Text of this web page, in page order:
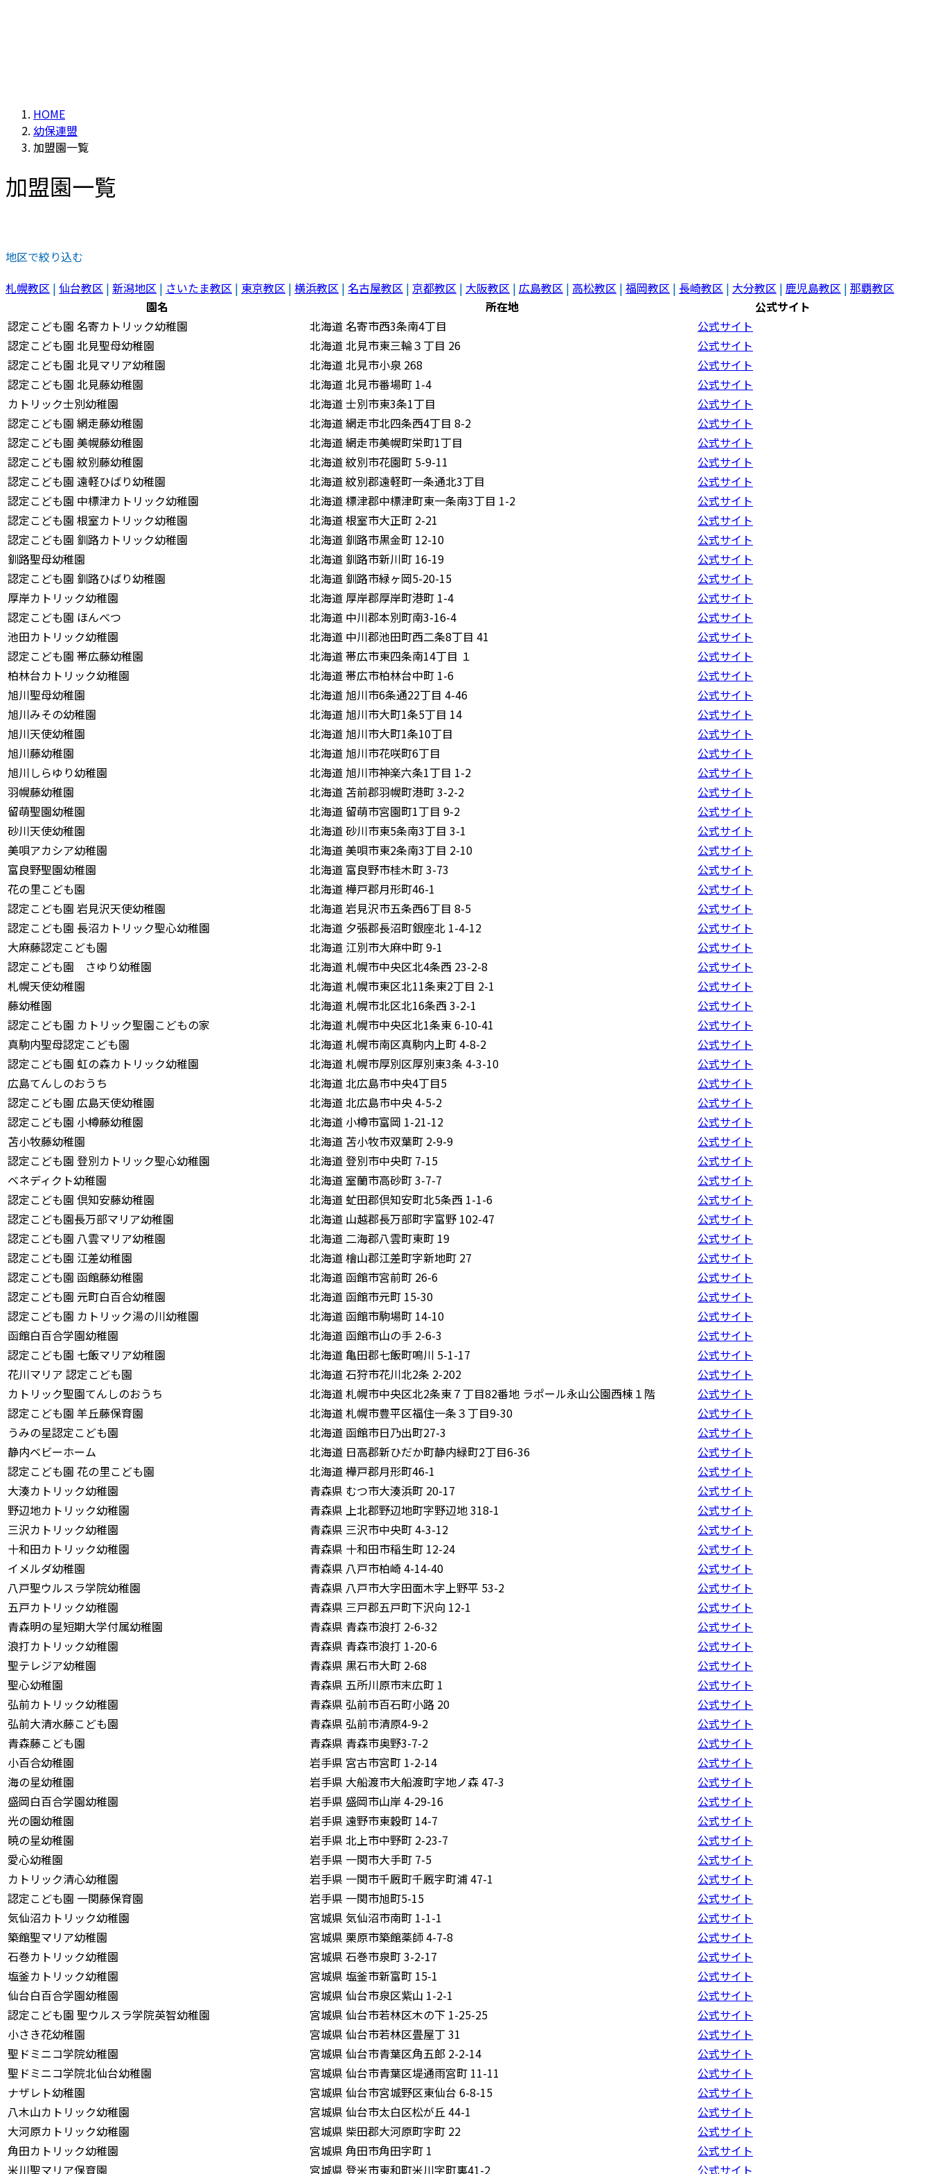
HOME
幼保連盟
加盟園一覧
加盟園一覧
地区で絞り込む
札幌教区 | 仙台教区 | 新潟地区 | さいたま教区 | 東京教区 | 横浜教区 | 名古屋教区 | 京都教区 | 大阪教区 | 広島教区 | 高松教区 | 福岡教区 | 長崎教区 | 大分教区 | 鹿児島教区 | 那覇教区
園名
所在地
公式サイト
認定こども園 名寄カトリック幼稚園
北海道 名寄市西3条南4丁目
公式サイト
認定こども園 北見聖母幼稚園
北海道 北見市東三輪３丁目 26
公式サイト
認定こども園 北見マリア幼稚園
北海道 北見市小泉 268
公式サイト
認定こども園 北見藤幼稚園
北海道 北見市番場町 1-4
公式サイト
カトリック士別幼稚園
北海道 士別市東3条1丁目
公式サイト
認定こども園 網走藤幼稚園
北海道 網走市北四条西4丁目 8-2
公式サイト
認定こども園 美幌藤幼稚園
北海道 網走市美幌町栄町1丁目
公式サイト
認定こども園 紋別藤幼稚園
北海道 紋別市花園町 5-9-11
公式サイト
認定こども園 遠軽ひばり幼稚園
北海道 紋別郡遠軽町一条通北3丁目
公式サイト
認定こども園 中標津カトリック幼稚園
北海道 標津郡中標津町東一条南3丁目 1-2
公式サイト
認定こども園 根室カトリック幼稚園
北海道 根室市大正町 2-21
公式サイト
認定こども園 釧路カトリック幼稚園
北海道 釧路市黒金町 12-10
公式サイト
釧路聖母幼稚園
北海道 釧路市新川町 16-19
公式サイト
認定こども園 釧路ひばり幼稚園
北海道 釧路市緑ヶ岡5-20-15
公式サイト
厚岸カトリック幼稚園
北海道 厚岸郡厚岸町港町 1-4
公式サイト
認定こども園 ほんべつ
北海道 中川郡本別町南3-16-4
公式サイト
池田カトリック幼稚園
北海道 中川郡池田町西二条8丁目 41
公式サイト
認定こども園 帯広藤幼稚園
北海道 帯広市東四条南14丁目 １
公式サイト
柏林台カトリック幼稚園
北海道 帯広市柏林台中町 1-6
公式サイト
旭川聖母幼稚園
北海道 旭川市6条通22丁目 4-46
公式サイト
旭川みその幼稚園
北海道 旭川市大町1条5丁目 14
公式サイト
旭川天使幼稚園
北海道 旭川市大町1条10丁目
公式サイト
旭川藤幼稚園
北海道 旭川市花咲町6丁目
公式サイト
旭川しらゆり幼稚園
北海道 旭川市神楽六条1丁目 1-2
公式サイト
羽幌藤幼稚園
北海道 苫前郡羽幌町港町 3-2-2
公式サイト
留萌聖園幼稚園
北海道 留萌市宮園町1丁目 9-2
公式サイト
砂川天使幼稚園
北海道 砂川市東5条南3丁目 3-1
公式サイト
美唄アカシア幼稚園
北海道 美唄市東2条南3丁目 2-10
公式サイト
富良野聖園幼稚園
北海道 富良野市桂木町 3-73
公式サイト
花の里こども園
北海道 樺戸郡月形町46-1
公式サイト
認定こども園 岩見沢天使幼稚園
北海道 岩見沢市五条西6丁目 8-5
公式サイト
認定こども園 長沼カトリック聖心幼稚園
北海道 夕張郡長沼町銀座北 1-4-12
公式サイト
大麻藤認定こども園
北海道 江別市大麻中町 9-1
公式サイト
認定こども園 さゆり幼稚園
北海道 札幌市中央区北4条西 23-2-8
公式サイト
札幌天使幼稚園
北海道 札幌市東区北11条東2丁目 2-1
公式サイト
藤幼稚園
北海道 札幌市北区北16条西 3-2-1
公式サイト
認定こども園 カトリック聖園こどもの家
北海道 札幌市中央区北1条東 6-10-41
公式サイト
真駒内聖母認定こども園
北海道 札幌市南区真駒内上町 4-8-2
公式サイト
認定こども園 虹の森カトリック幼稚園
北海道 札幌市厚別区厚別東3条 4-3-10
公式サイト
広島てんしのおうち
北海道 北広島市中央4丁目5
公式サイト
認定こども園 広島天使幼稚園
北海道 北広島市中央 4-5-2
公式サイト
認定こども園 小樽藤幼稚園
北海道 小樽市富岡 1-21-12
公式サイト
苫小牧藤幼稚園
北海道 苫小牧市双葉町 2-9-9
公式サイト
認定こども園 登別カトリック聖心幼稚園
北海道 登別市中央町 7-15
公式サイト
ベネディクト幼稚園
北海道 室蘭市高砂町 3-7-7
公式サイト
認定こども園 倶知安藤幼稚園
北海道 虻田郡倶知安町北5条西 1-1-6
公式サイト
認定こども園長万部マリア幼稚園
北海道 山越郡長万部町字富野 102-47
公式サイト
認定こども園 八雲マリア幼稚園
北海道 二海郡八雲町東町 19
公式サイト
認定こども園 江差幼稚園
北海道 檜山郡江差町字新地町 27
公式サイト
認定こども園 函館藤幼稚園
北海道 函館市宮前町 26-6
公式サイト
認定こども園 元町白百合幼稚園
北海道 函館市元町 15-30
公式サイト
認定こども園 カトリック湯の川幼稚園
北海道 函館市駒場町 14-10
公式サイト
函館白百合学園幼稚園
北海道 函館市山の手 2-6-3
公式サイト
認定こども園 七飯マリア幼稚園
北海道 亀田郡七飯町鳴川 5-1-17
公式サイト
花川マリア 認定こども園
北海道 石狩市花川北2条 2-202
公式サイト
カトリック聖園てんしのおうち
北海道 札幌市中央区北2条東７丁目82番地 ラポール永山公園西棟１階
公式サイト
認定こども園 羊丘藤保育園
北海道 札幌市豊平区福住一条３丁目9-30
公式サイト
うみの星認定こども園
北海道 函館市日乃出町27-3
公式サイト
静内ベビーホーム
北海道 日高郡新ひだか町静内緑町2丁目6-36
公式サイト
認定こども園 花の里こども園
北海道 樺戸郡月形町46-1
公式サイト
大湊カトリック幼稚園
青森県 むつ市大湊浜町 20-17
公式サイト
野辺地カトリック幼稚園
青森県 上北郡野辺地町字野辺地 318-1
公式サイト
三沢カトリック幼稚園
青森県 三沢市中央町 4-3-12
公式サイト
十和田カトリック幼稚園
青森県 十和田市稲生町 12-24
公式サイト
イメルダ幼稚園
青森県 八戸市柏崎 4-14-40
公式サイト
八戸聖ウルスラ学院幼稚園
青森県 八戸市大字田面木字上野平 53-2
公式サイト
五戸カトリック幼稚園
青森県 三戸郡五戸町下沢向 12-1
公式サイト
青森明の星短期大学付属幼稚園
青森県 青森市浪打 2-6-32
公式サイト
浪打カトリック幼稚園
青森県 青森市浪打 1-20-6
公式サイト
聖テレジア幼稚園
青森県 黒石市大町 2-68
公式サイト
聖心幼稚園
青森県 五所川原市末広町 1
公式サイト
弘前カトリック幼稚園
青森県 弘前市百石町小路 20
公式サイト
弘前大清水藤こども園
青森県 弘前市清原4-9-2
公式サイト
青森藤こども園
青森県 青森市奥野3-7-2
公式サイト
小百合幼稚園
岩手県 宮古市宮町 1-2-14
公式サイト
海の星幼稚園
岩手県 大船渡市大船渡町字地ノ森 47-3
公式サイト
盛岡白百合学園幼稚園
岩手県 盛岡市山岸 4-29-16
公式サイト
光の園幼稚園
岩手県 遠野市東穀町 14-7
公式サイト
暁の星幼稚園
岩手県 北上市中野町 2-23-7
公式サイト
愛心幼稚園
岩手県 一関市大手町 7-5
公式サイト
カトリック清心幼稚園
岩手県 一関市千厩町千厩字町浦 47-1
公式サイト
認定こども園 一関藤保育園
岩手県 一関市旭町5-15
公式サイト
気仙沼カトリック幼稚園
宮城県 気仙沼市南町 1-1-1
公式サイト
築館聖マリア幼稚園
宮城県 栗原市築館薬師 4-7-8
公式サイト
石巻カトリック幼稚園
宮城県 石巻市泉町 3-2-17
公式サイト
塩釜カトリック幼稚園
宮城県 塩釜市新富町 15-1
公式サイト
仙台白百合学園幼稚園
宮城県 仙台市泉区紫山 1-2-1
公式サイト
認定こども園 聖ウルスラ学院英智幼稚園
宮城県 仙台市若林区木の下 1-25-25
公式サイト
小さき花幼稚園
宮城県 仙台市若林区畳屋丁 31
公式サイト
聖ドミニコ学院幼稚園
宮城県 仙台市青葉区角五郎 2-2-14
公式サイト
聖ドミニコ学院北仙台幼稚園
宮城県 仙台市青葉区堤通雨宮町 11-11
公式サイト
ナザレト幼稚園
宮城県 仙台市宮城野区東仙台 6-8-15
公式サイト
八木山カトリック幼稚園
宮城県 仙台市太白区松が丘 44-1
公式サイト
大河原カトリック幼稚園
宮城県 柴田郡大河原町字町 22
公式サイト
角田カトリック幼稚園
宮城県 角田市角田字町 1
公式サイト
米川聖マリア保育園
宮城県 登米市東和町米川字町裏41-2 公式サイト